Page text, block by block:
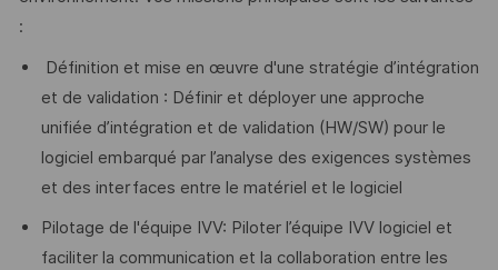
:
Définition et mise en œuvre d'une stratégie d’intégration
et de validation : Définir et déployer une approche
unifiée d’intégration et de validation (HW/SW) pour le
logiciel embarqué par l’analyse des exigences systèmes
et des interfaces entre le matériel et le logiciel
Pilotage de l'équipe IVV: Piloter l’équipe IVV logiciel et
faciliter la communication et la collaboration entre les